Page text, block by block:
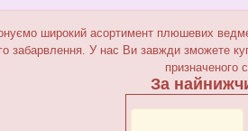
широкий асортимент плюшевих
забарвлення. У нас Ви завжди зможете
призначеного
За